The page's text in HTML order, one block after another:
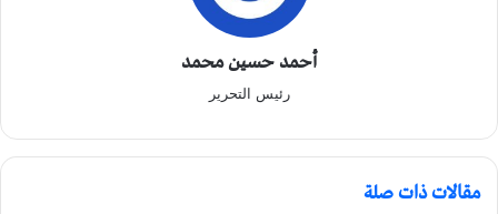
أحمد حسين محمد
رئيس التحرير
مقالات ذات صلة